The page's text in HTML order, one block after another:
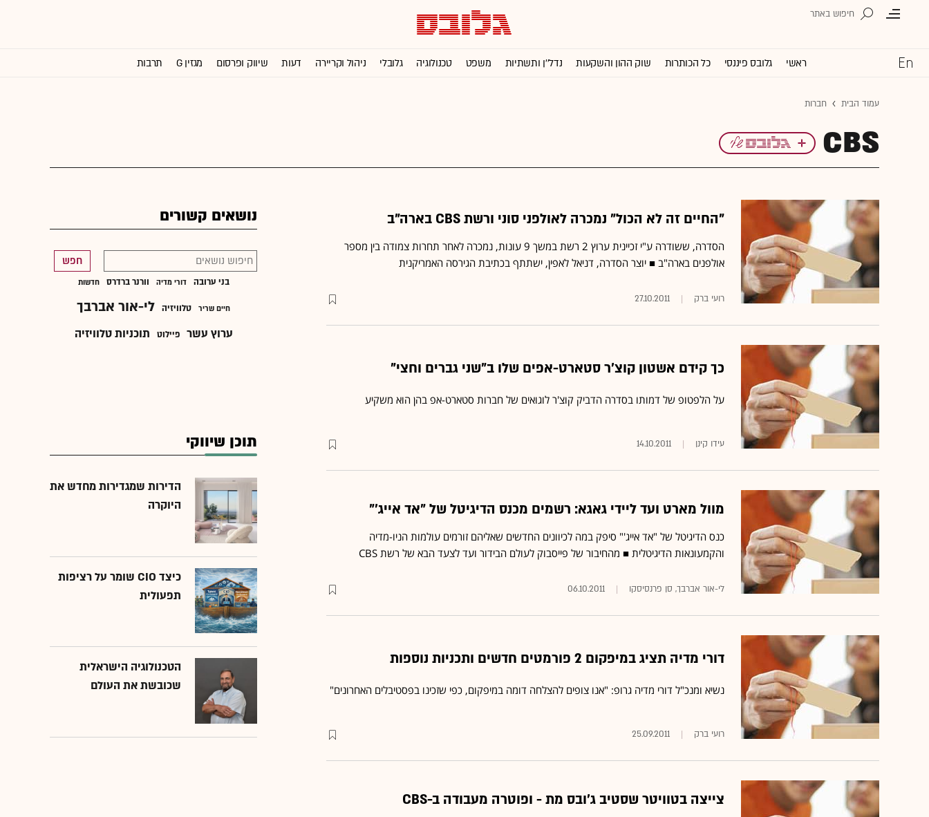
ראשי גלובס פיננסי כל הכותרות שוק ההון והשקעות נדל''ן ותשתיות משפט טכנולוגיה גלובלי ניהול וקריירה דעות שיווק ופרסום מגזין G תרבות
עמוד הבית חברות
CBS
"החיים זה לא הכול" נמכרה לאולפני סוני ורשת CBS בארה"ב
הסדרה, ששודרה ע"י זכיינית ערוץ 2 רשת במשך 9 עונות, נמכרה לאחר תחרות צמודה בין מספר
אולפנים בארה"ב ■ יוצר הסדרה, דניאל לאפין, ישתתף בכתיבת הגירסה האמריקנית
רועי ברק 27.10.2011
כך קידם אשטון קוצ'ר סטארט-אפים שלו ב"שני גברים וחצי"
על הלפטופ של דמותו בסדרה הדביק קוצ'ר לוגואים של חברות סטארט-אפ בהן הוא משקיע
עידו קינן 14.10.2011
מוול מארט ועד ליידי גאגא: רשמים מכנס הדיגיטל של "אד אייג'"
כנס הדיגיטל של "אד אייג'" סיפק במה לכיוונים החדשים שאליהם זורמים עולמות הניו-מדיה
והקמעונאות הדיגיטלית ■ מהחיבור של פייסבוק לעולם הבידור ועד לצעד הבא של רשת CBS
לי-אור אברבך, סן פרנסיסקו 06.10.2011
דורי מדיה תציג במיפקום 2 פורמטים חדשים ותכניות נוספות
נשיא ומנכ"ל דורי מדיה גרופ: "אנו צופים להצלחה דומה במיפקום, כפי שזכינו בפסטיבלים האחרונים"
רועי ברק 25.09.2011
צייצה בטוויטר שסטיב ג'ובס מת - ופוטרה מעבודה ב-CBS
נושאים קשורים
חפש
בני ערובה דורי מדיה וורנר ברדרס חדשות
חיים שריר טלוויזיה לי-אור אברבך
ערוץ עשר פיילוט תוכניות טלוויזיה
תוכן שיווקי
הדירות שמגדירות מחדש את
היוקרה
כיצד CIO שומר על רציפות
תפעולית
הטכנולוגיה הישראלית
שכובשת את העולם